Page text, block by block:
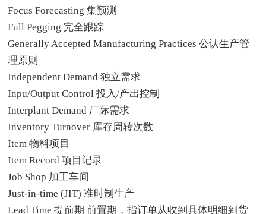
Focus Forecasting 集预测
Full Pegging 完全跟踪
Generally Accepted Manufacturing Practices 公认生产管
理原则
Independent Demand 独立需求
Inpu/Output Control 投入/产出控制
Interplant Demand 厂际需求
Inventory Turnover 库存周转次数
Item 物料项目
Item Record 项目记录
Job Shop 加工车间
Just-in-time (JIT) 准时制生产
Lead Time 提前期 前置期，指订单从收到具体明细到货